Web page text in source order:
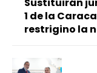
Sustituirán
1 de la
restrigino la